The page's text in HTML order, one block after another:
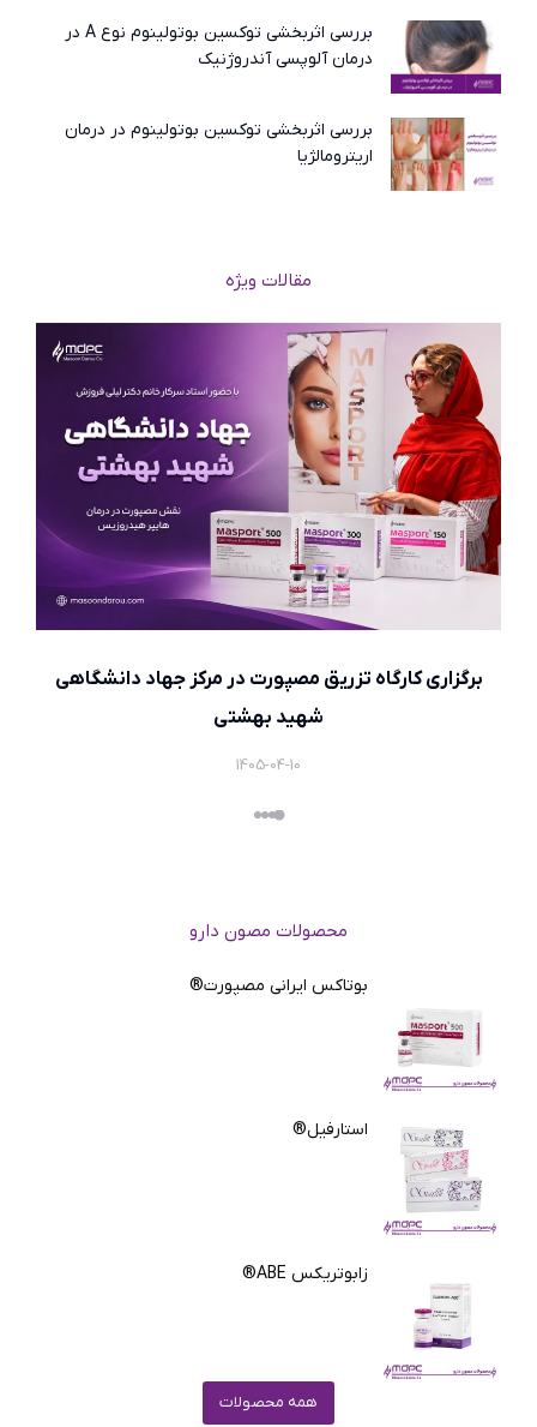
بررسی اثربخشی توکسین بوتولینوم نوع A در
درمان آلوپسی آندروژنیک
بررسی اثربخشی توکسین بوتولینوم در درمان
اریترومالژیا
مقالات ویژه
برگزاری کارگاه تزریق مصپورت در مرکز جهاد دانشگاهی
شهید بهشتی
1405-04-10
محصولات مصون دارو
بوتاکس ایرانی مصپورت®
استارفیل®
زابوتریکس ABE®
همه محصولات